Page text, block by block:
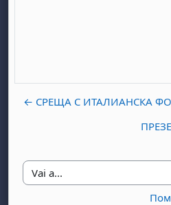
← СРЕЩА С ИТАЛИАНСКА
Vai a...